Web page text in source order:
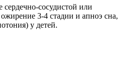
сосудистой или
3-4 стадии и апноэ сна,
у детей.